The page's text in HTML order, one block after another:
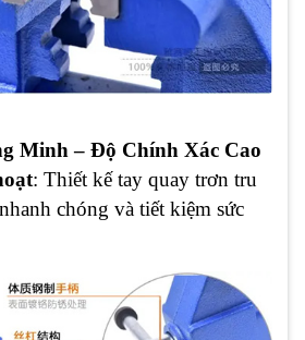
Minh – Độ Chính Xác Cao
: Thiết kế tay quay trơn tru
chóng và tiết kiệm sức